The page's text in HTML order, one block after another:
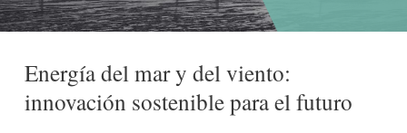
Energía del mar y del viento:
innovación sostenible para el futuro